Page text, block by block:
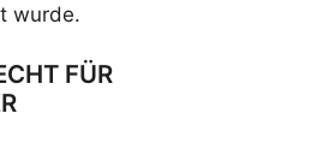
wurde.
FÜR